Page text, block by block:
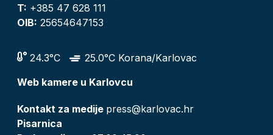
T: +385 47 628 111
OIB: 25654647153
24.3°C
25.0°C Korana/Karlovac
Web kamere u Karlovcu
Kontakt za medije press@karlovac.hr
Pisarnica